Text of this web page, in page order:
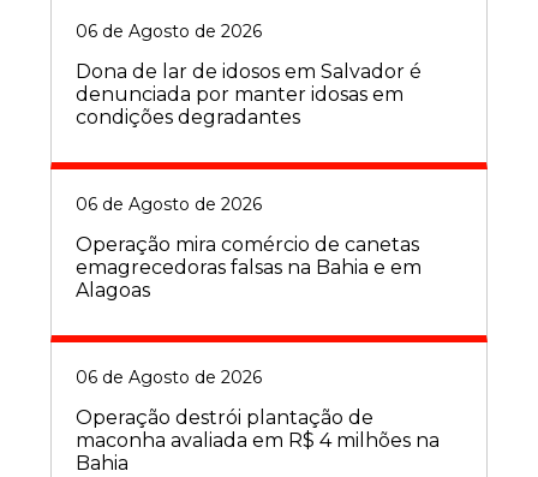
06 de Agosto de 2026
Dona de lar de idosos em Salvador é
denunciada por manter idosas em
condições degradantes
06 de Agosto de 2026
Operação mira comércio de canetas
emagrecedoras falsas na Bahia e em
Alagoas
06 de Agosto de 2026
Operação destrói plantação de
maconha avaliada em R$ 4 milhões na
Bahia